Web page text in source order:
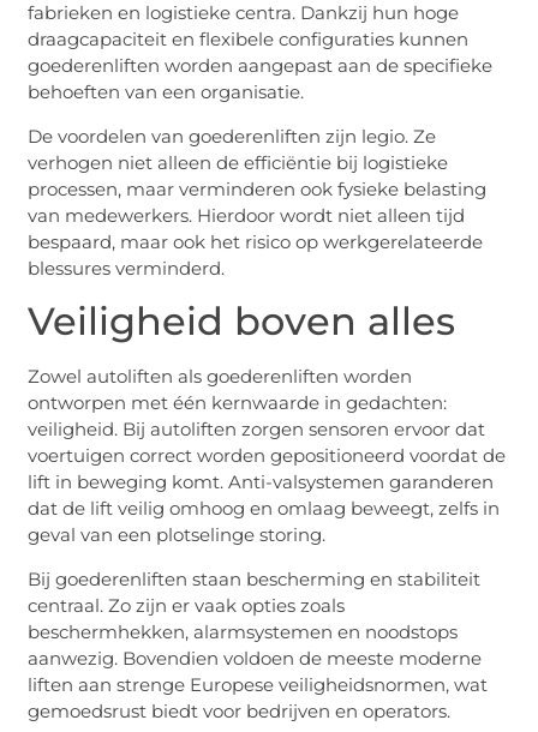
fabrieken en logistieke centra. Dankzij hun hoge
draagcapaciteit en flexibele configuraties kunnen
goederenliften worden aangepast aan de specifieke
behoeften van een organisatie.
De voordelen van goederenliften zijn legio. Ze
verhogen niet alleen de efficiëntie bij logistieke
processen, maar verminderen ook fysieke belasting
van medewerkers. Hierdoor wordt niet alleen tijd
bespaard, maar ook het risico op werkgerelateerde
blessures verminderd.
Veiligheid boven alles
Zowel autoliften als goederenliften worden
ontworpen met één kernwaarde in gedachten:
veiligheid. Bij autoliften zorgen sensoren ervoor dat
voertuigen correct worden gepositioneerd voordat de
lift in beweging komt. Anti-valsystemen garanderen
dat de lift veilig omhoog en omlaag beweegt, zelfs in
geval van een plotselinge storing.
Bij goederenliften staan bescherming en stabiliteit
centraal. Zo zijn er vaak opties zoals
beschermhekken, alarmsystemen en noodstops
aanwezig. Bovendien voldoen de meeste moderne
liften aan strenge Europese veiligheidsnormen, wat
gemoedsrust biedt voor bedrijven en operators.